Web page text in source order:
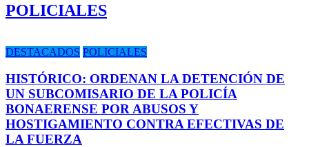
POLICIALES
DESTACADOS POLICIALES
HISTÓRICO: ORDENAN LA DETENCIÓN DE
UN SUBCOMISARIO DE LA POLICÍA
BONAERENSE POR ABUSOS Y
HOSTIGAMIENTO CONTRA EFECTIVAS DE
LA FUERZA